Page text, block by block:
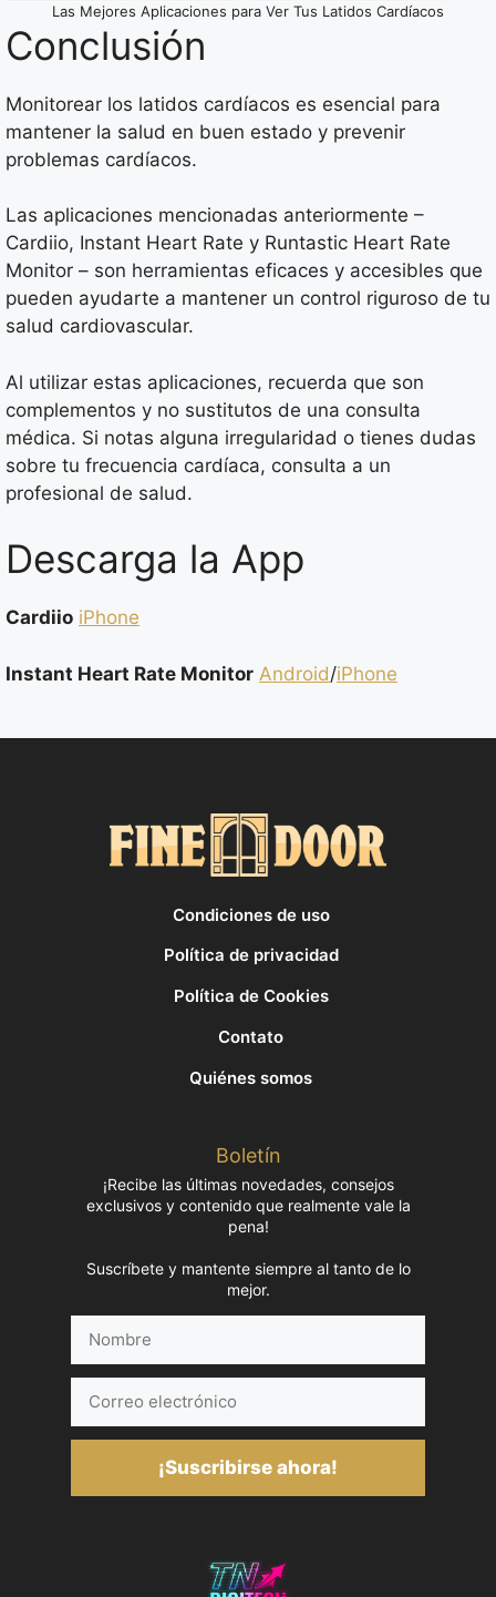
Las Mejores Aplicaciones para Ver Tus Latidos Cardíacos
Conclusión
Monitorear los latidos cardíacos es esencial para
mantener la salud en buen estado y prevenir
problemas cardíacos.
Las aplicaciones mencionadas anteriormente –
Cardiio, Instant Heart Rate y Runtastic Heart Rate
Monitor – son herramientas eficaces y accesibles que
pueden ayudarte a mantener un control riguroso de tu
salud cardiovascular.
Al utilizar estas aplicaciones, recuerda que son
complementos y no sustitutos de una consulta
médica. Si notas alguna irregularidad o tienes dudas
sobre tu frecuencia cardíaca, consulta a un
profesional de salud.
Descarga la App
Cardiio iPhone
Instant Heart Rate Monitor Android/iPhone
Condiciones de uso
Política de privacidad
Política de Cookies
Contato
Quiénes somos
Boletín
¡Recibe las últimas novedades, consejos
exclusivos y contenido que realmente vale la
pena!
Suscríbete y mantente siempre al tanto de lo
mejor.
electrónico
¡Suscribirse ahora!